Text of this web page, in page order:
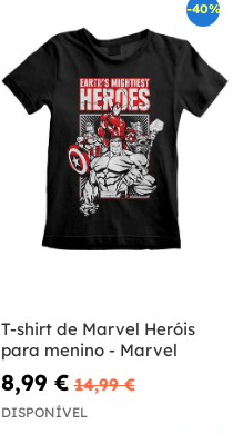
-40%
T-shirt de Marvel Heróis
para menino - Marvel
8,99 € 14,99 €
DISPONÍVEL